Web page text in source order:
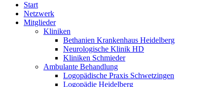
Start
Netzwerk
Mitglieder
Kliniken
Bethanien Krankenhaus Heidelberg
Neurologische Klinik HD
Kliniken Schmieder
Ambulante Behandlung
Logopädische Praxis Schwetzingen
Logopädie Heidelberg